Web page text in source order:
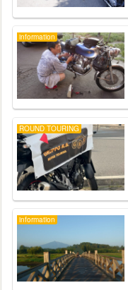
information
ROUND TOURING
information